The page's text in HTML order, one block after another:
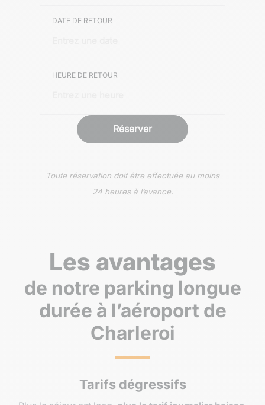
DATE DE RETOUR
HEURE DE RETOUR
Toute réservation doit être effectuée au moins
24 heures à l’avance.
Les avantages
de notre parking longue
durée à l’aéroport de
Charleroi
Tarifs dégressifs